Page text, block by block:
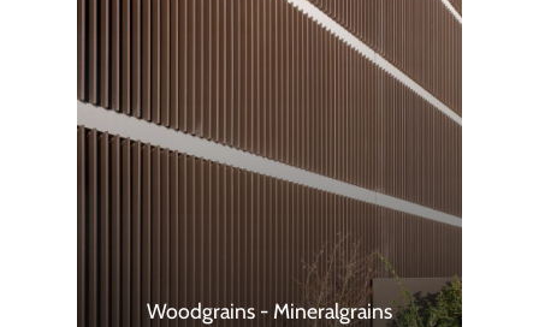
Woodgrains - Mineralgrains